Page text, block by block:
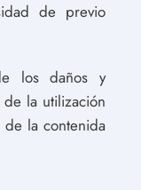
de previo
los daños y
la utilización
la contenida